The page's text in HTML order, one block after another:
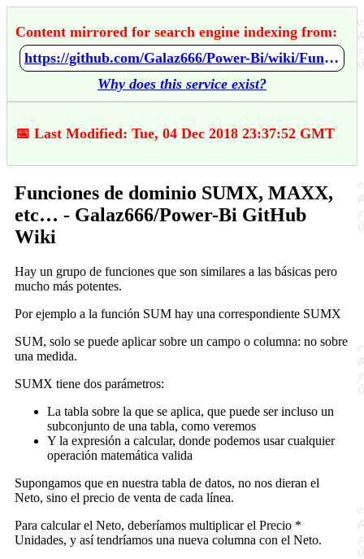
Content mirrored for search engine indexing from:
https://github.com/Galaz666/Power-Bi/wiki/Funciones-de-dominio-SUMX%2C-MAXX%2C-etc%E2%80%A6
Why does this service exist?
📅 Last Modified: Tue, 04 Dec 2018 23:37:52 GMT
Funciones de dominio SUMX, MAXX,
etc… - Galaz666/Power-Bi GitHub
Wiki
Hay un grupo de funciones que son similares a las básicas pero
mucho más potentes.
Por ejemplo a la función SUM hay una correspondiente SUMX
SUM, solo se puede aplicar sobre un campo o columna: no sobre
una medida.
SUMX tiene dos parámetros:
La tabla sobre la que se aplica, que puede ser incluso un
subconjunto de una tabla, como veremos
Y la expresión a calcular, donde podemos usar cualquier
operación matemática valida
Supongamos que en nuestra tabla de datos, no nos dieran el
Neto, sino el precio de venta de cada línea.
Para calcular el Neto, deberíamos multiplicar el Precio *
Unidades, y así tendríamos una nueva columna con el Neto.